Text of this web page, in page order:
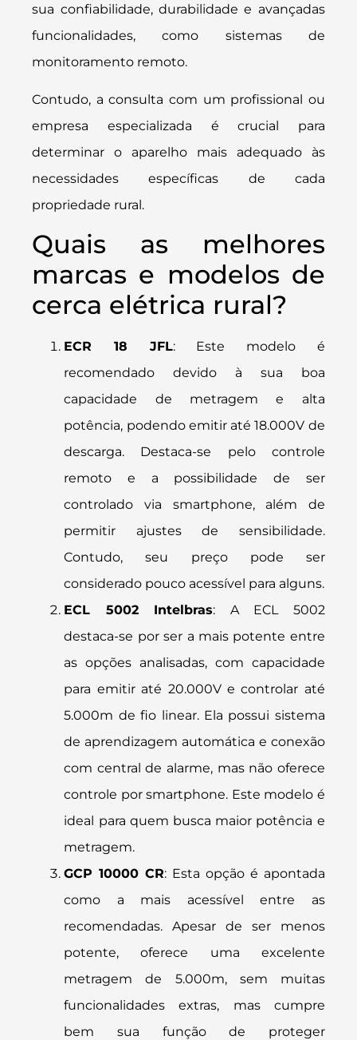
sua confiabilidade, durabilidade e avançadas
funcionalidades, como sistemas de
monitoramento remoto.
Contudo, a consulta com um profissional ou
empresa especializada é crucial para
determinar o aparelho mais adequado às
necessidades específicas de cada
propriedade rural.
Quais as melhores
marcas e modelos de
cerca elétrica rural?
ECR 18 JFL: Este modelo é
recomendado devido à sua boa
capacidade de metragem e alta
potência, podendo emitir até 18.000V de
descarga. Destaca-se pelo controle
remoto e a possibilidade de ser
controlado via smartphone, além de
permitir ajustes de sensibilidade.
Contudo, seu preço pode ser
considerado pouco acessível para alguns​.
ECL 5002 Intelbras: A ECL 5002
destaca-se por ser a mais potente entre
as opções analisadas, com capacidade
para emitir até 20.000V e controlar até
5.000m de fio linear. Ela possui sistema
de aprendizagem automática e conexão
com central de alarme, mas não oferece
controle por smartphone. Este modelo é
ideal para quem busca maior potência e
metragem​.
GCP 10000 CR: Esta opção é apontada
como a mais acessível entre as
recomendadas. Apesar de ser menos
potente, oferece uma excelente
metragem de 5.000m, sem muitas
funcionalidades extras, mas cumpre
bem sua função de proteger